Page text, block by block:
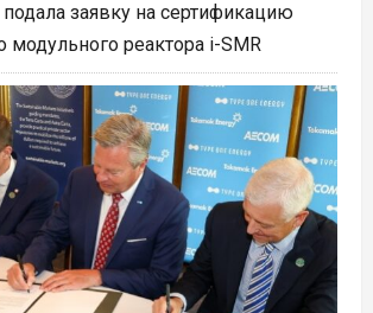
заявку на сертификацию
модульного реактора i-SMR